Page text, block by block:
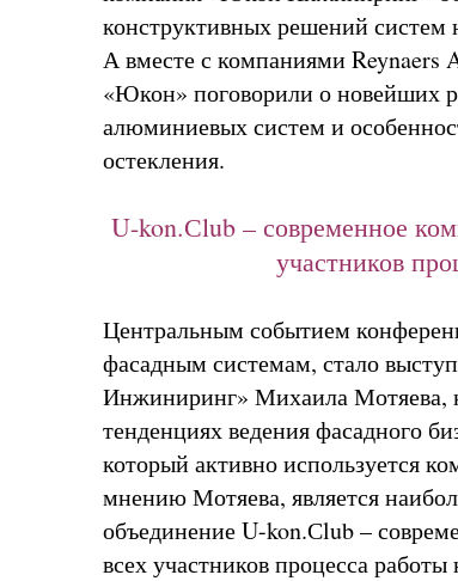
конструктивных решений
А вместе с компаниями Reynaers
«Юкон» поговорили о новейших
алюминиевых систем и
остекления.
U-kon.Сlub – современное
участников
Центральным событием
фасадным системам, стало
Инжиниринг» Михаила Мотяева,
тенденциях ведения фасадного
который активно используется
мнению Мотяева, является
объединение U-kon.Сlub –
всех участников процесса